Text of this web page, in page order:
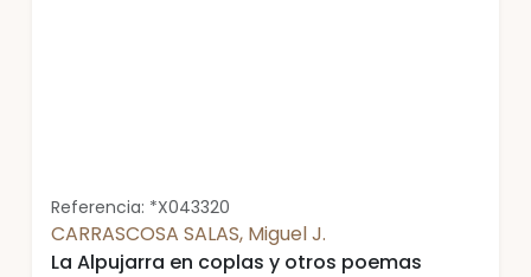
Referencia: *X043320
CARRASCOSA SALAS, Miguel J.
La Alpujarra en coplas y otros poemas